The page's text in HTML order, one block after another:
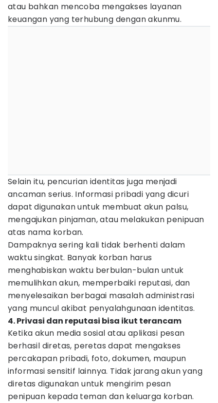
atau bahkan mencoba mengakses layanan
keuangan yang terhubung dengan akunmu.
Selain itu, pencurian identitas juga menjadi
ancaman serius. Informasi pribadi yang dicuri
dapat digunakan untuk membuat akun palsu,
mengajukan pinjaman, atau melakukan penipuan
atas nama korban.
Dampaknya sering kali tidak berhenti dalam
waktu singkat. Banyak korban harus
menghabiskan waktu berbulan-bulan untuk
memulihkan akun, memperbaiki reputasi, dan
menyelesaikan berbagai masalah administrasi
yang muncul akibat penyalahgunaan identitas.
4. Privasi dan reputasi bisa ikut terancam
Ketika akun media sosial atau aplikasi pesan
berhasil diretas, peretas dapat mengakses
percakapan pribadi, foto, dokumen, maupun
informasi sensitif lainnya. Tidak jarang akun yang
diretas digunakan untuk mengirim pesan
penipuan kepada teman dan keluarga korban.